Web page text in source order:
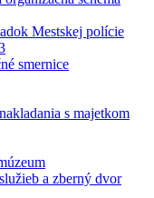
Mestskej polície
smernice
s majetkom
a zberný dvor